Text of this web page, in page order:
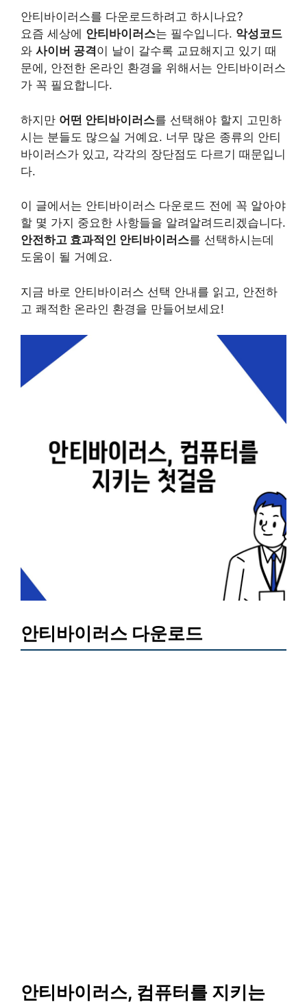
안티바이러스를 다운로드하려고 하시나요?
요즘 세상에 안티바이러스는 필수입니다. 악성코드
와 사이버 공격이 날이 갈수록 교묘해지고 있기 때
문에, 안전한 온라인 환경을 위해서는 안티바이러스
가 꼭 필요합니다.
하지만 어떤 안티바이러스를 선택해야 할지 고민하
시는 분들도 많으실 거예요. 너무 많은 종류의 안티
바이러스가 있고, 각각의 장단점도 다르기 때문입니
다.
이 글에서는 안티바이러스 다운로드 전에 꼭 알아야
할 몇 가지 중요한 사항들을 알려알려드리겠습니다.
안전하고 효과적인 안티바이러스를 선택하시는데
도움이 될 거예요.
지금 바로 안티바이러스 선택 안내를 읽고, 안전하
고 쾌적한 온라인 환경을 만들어보세요!
안티바이러스 다운로드
안티바이러스, 컴퓨터를 지키는